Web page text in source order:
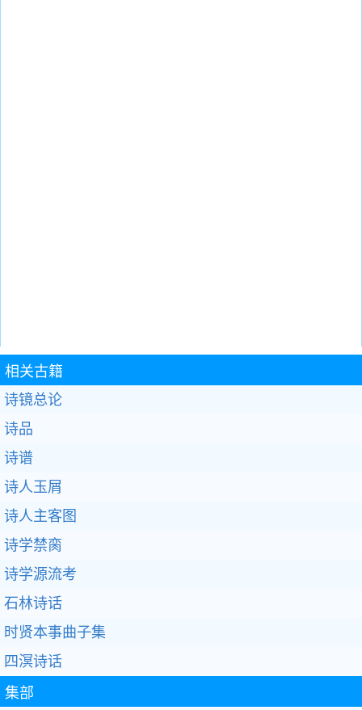
相关古籍
诗镜总论
诗品
诗谱
诗人玉屑
诗人主客图
诗学禁脔
诗学源流考
石林诗话
时贤本事曲子集
四溟诗话
集部